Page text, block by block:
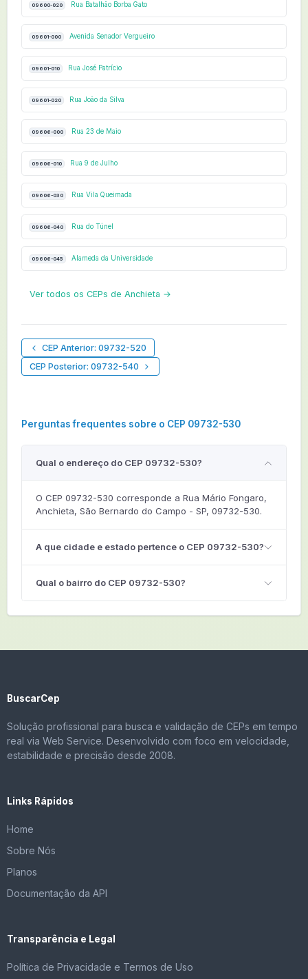
09600-020 Rua Batalhão Borba Gato
09601-000 Avenida Senador Vergueiro
09601-010 Rua José Patrício
09601-020 Rua João da Silva
09606-000 Rua 23 de Maio
09606-010 Rua 9 de Julho
09606-030 Rua Vila Queimada
09606-040 Rua do Túnel
09606-045 Alameda da Universidade
Ver todos os CEPs de Anchieta →
CEP Anterior: 09732-520
CEP Posterior: 09732-540
Perguntas frequentes sobre o CEP 09732-530
Qual o endereço do CEP 09732-530?
O CEP 09732-530 corresponde a Rua Mário Fongaro,
Anchieta, São Bernardo do Campo - SP, 09732-530.
A que cidade e estado pertence o CEP 09732-530?
Qual o bairro do CEP 09732-530?
BuscarCep
Solução profissional para busca e validação de CEPs em tempo
real via Web Service. Desenvolvido com foco em velocidade,
estabilidade e precisão desde 2008.
Links Rápidos
Home
Sobre Nós
Planos
Documentação da API
Transparência e Legal
Política de Privacidade e Termos de Uso